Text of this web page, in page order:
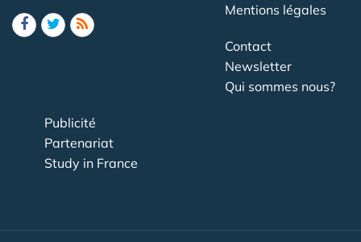
Mentions légales
Contact
Newsletter
Qui sommes nous?
Publicité
Partenariat
Study in France